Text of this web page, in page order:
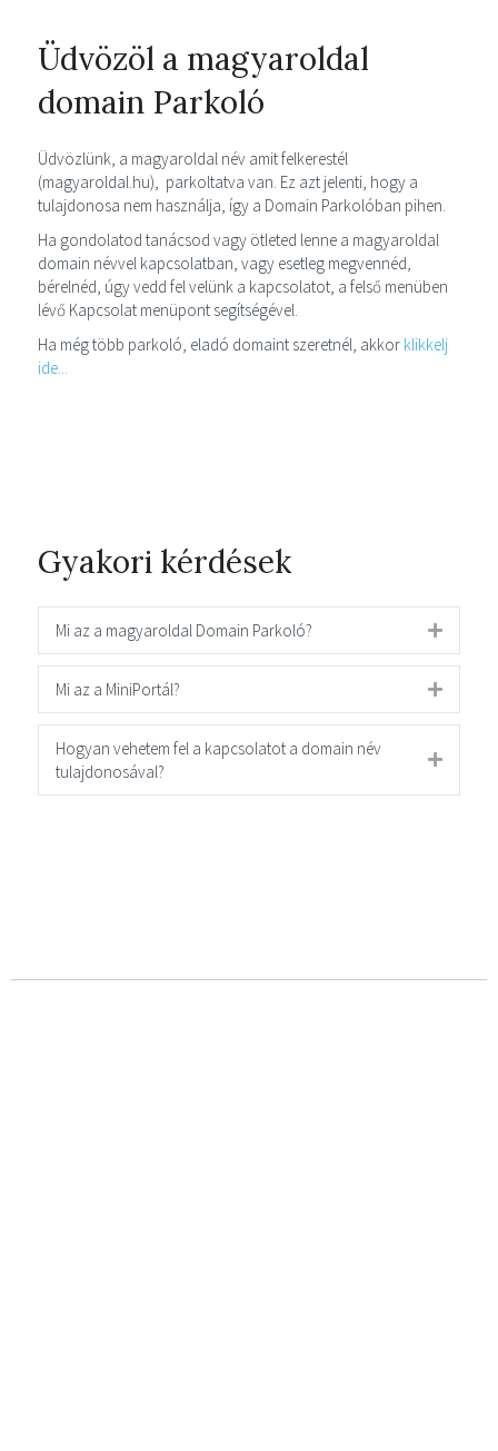
Üdvözöl a magyaroldal
domain Parkoló
Üdvözlünk, a magyaroldal név amit felkerestél
(magyaroldal.hu), parkoltatva van. Ez azt jelenti, hogy a
tulajdonosa nem használja, így a Domain Parkolóban pihen.
Ha gondolatod tanácsod vagy ötleted lenne a magyaroldal
domain névvel kapcsolatban, vagy esetleg megvennéd,
bérelnéd, úgy vedd fel velünk a kapcsolatot, a felső menüben
lévő Kapcsolat menüpont segítségével.
Ha még több parkoló, eladó domaint szeretnél, akkor klikkelj
ide...
Gyakori kérdések
Mi az a magyaroldal Domain Parkoló?
Mi az a MiniPortál?
Hogyan vehetem fel a kapcsolatot a domain név
tulajdonosával?